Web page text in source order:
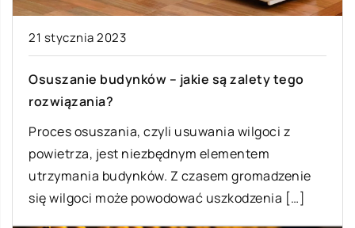
21 stycznia 2023
Osuszanie budynków – jakie są zalety tego
rozwiązania?
Proces osuszania, czyli usuwania wilgoci z
powietrza, jest niezbędnym elementem
utrzymania budynków. Z czasem gromadzenie
się wilgoci może powodować uszkodzenia […]